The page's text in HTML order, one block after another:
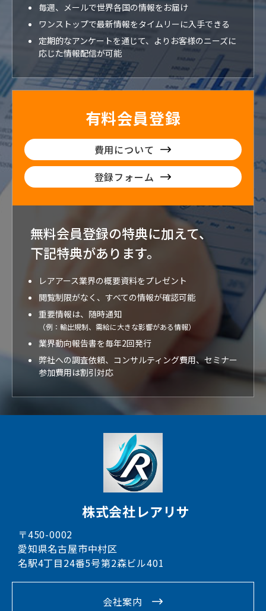
毎週、メールで世界各国の情報をお届け
ワンストップで最新情報をタイムリーに入手できる
定期的なアンケートを通じて、よりお客様のニーズに
応じた情報配信が可能
有料会員登録
費用について
登録フォーム
無料会員登録の特典に加えて、
下記特典があります。
レアアース業界の概要資料をプレゼント
閲覧制限がなく、すべての情報が確認可能
重要情報は、随時通知
（例：輸出規制、需給に大きな影響がある情報）
業界動向報告書を毎年2回発行
弊社への調査依頼、コンサルティング費用、セミナー
参加費用は割引対応
株式会社レアリサ
〒450-0002
愛知県名古屋市中村区
名駅4丁目24番5号第2森ビル401
会社案内